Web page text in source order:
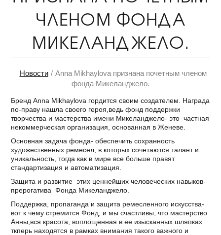
ЧЛЕНОМ ФОНДА
МИКЕЛАНДЖЕЛО.
Новости
Anna Mikhaylova признана почетным членом
фонда Микеланджело.
Бренд Anna Mikhaylova гордится своим создателем. Награда
по-праву нашла своего героя,ведь фонд поддержки
творчества и мастерства имени Микеланджело- это частная
некоммерческая организация, основанная в Женеве.
Основная задача фонда- обеспечить сохранность
художественных ремесел, в которых сочетаются талант и
уникальность, тогда как в мире все больше правят
стандартизация и автоматизация.
Защита и развитие этих ценнейших человеческих навыков-
прерогатива Фонда Микеланджело.
Поддержка, пропаганда и защита ремесленного искусства-
вот к чему стремится Фонд, и мы счастливы, что мастерство
Анны,вся красота, воплощенная в ее изысканных шляпках
ткперь находятся в рамках внимания такого важного и